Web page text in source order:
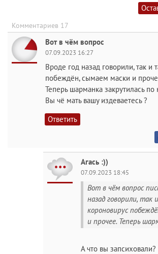
Комментариев 17
Вот в чём вопрос
07.09.2023 16:27
Вроде год назад говорили, так и
побеждён, сымаем маски и
Теперь шарманка закрутилась по
Вы чё мать вашу издеваетесь ?
Ответить
Агась :))
07.09.2023 18:45
Вот в чём вопрос
назад говорили, так
короновирус
и прочее. Теперь
А что вы запсиховали?